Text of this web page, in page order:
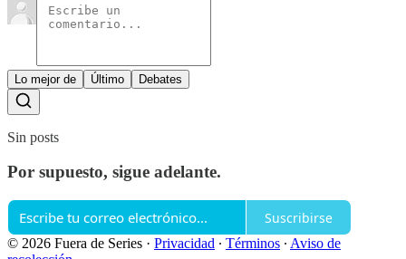
Lo mejor de Último Debates
Sin posts
Por supuesto, sigue adelante.
Suscribirse
© 2026 Fuera de Series · Privacidad ∙ Términos ∙ Aviso de